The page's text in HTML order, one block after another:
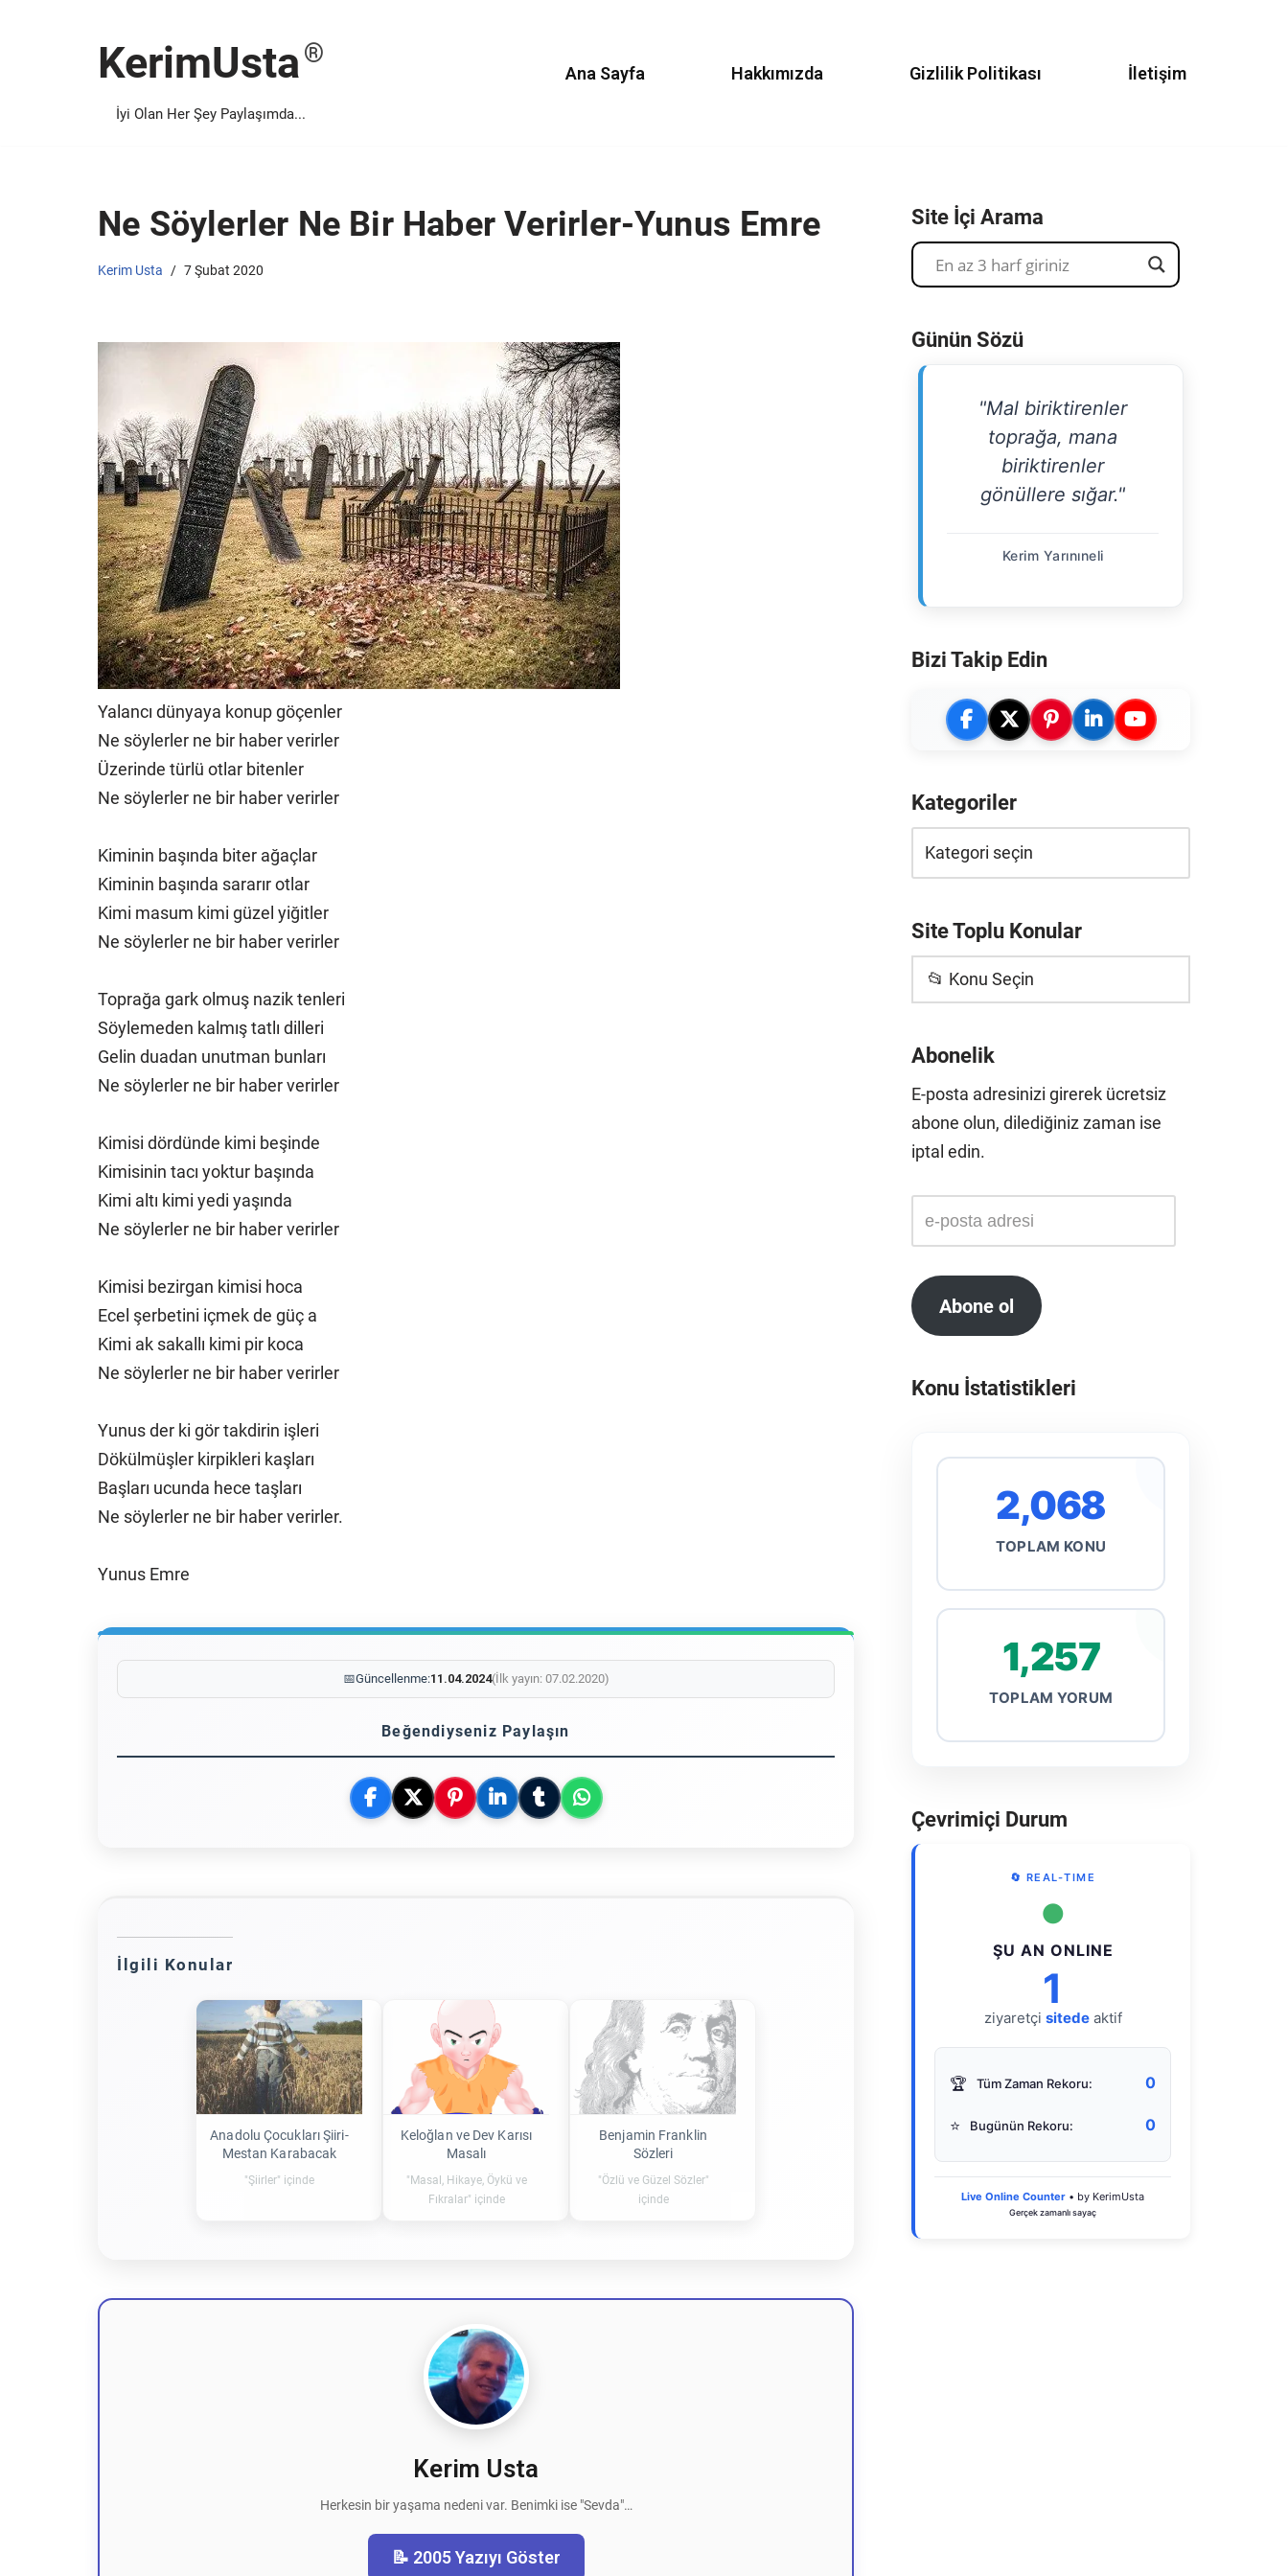
KerimUsta
İyi Olan Her Şey Paylaşımda...
Ana Sayfa Hakkımızda Gizlilik Politikası İletişim
Ne Söylerler Ne Bir Haber Verirler-Yunus Emre
Kerim Usta 7 Şubat 2020
Yalancı dünyaya konup göçenler
Ne söylerler ne bir haber verirler
Üzerinde türlü otlar bitenler
Ne söylerler ne bir haber verirler
Kiminin başında biter ağaçlar
Kiminin başında sararır otlar
Kimi masum kimi güzel yiğitler
Ne söylerler ne bir haber verirler
Toprağa gark olmuş nazik tenleri
Söylemeden kalmış tatlı dilleri
Gelin duadan unutman bunları
Ne söylerler ne bir haber verirler
Kimisi dördünde kimi beşinde
Kimisinin tacı yoktur başında
Kimi altı kimi yedi yaşında
Ne söylerler ne bir haber verirler
Kimisi bezirgan kimisi hoca
Ecel şerbetini içmek de güç a
Kimi ak sakallı kimi pir koca
Ne söylerler ne bir haber verirler
Yunus der ki gör takdirin işleri
Dökülmüşler kirpikleri kaşları
Başları ucunda hece taşları
Ne söylerler ne bir haber verirler.
Yunus Emre
📅Güncellenme:11.04.2024(İlk yayın: 07.02.2020)
Beğendiyseniz Paylaşın
İlgili Konular
Anadolu Çocukları Şiiri-
Mestan Karabacak
"Şiirler" içinde
Keloğlan ve Dev Karısı
Masalı
"Masal, Hikaye, Öykü ve
Fıkralar" içinde
Benjamin Franklin
Sözleri
"Özlü ve Güzel Sözler"
içinde
Kerim Usta
Herkesin bir yaşama nedeni var. Benimki ise "Sevda"…
📝 2005 Yazıyı Göster
Site İçi Arama
Günün Sözü
"Mal biriktirenler
toprağa, mana
biriktirenler
gönüllere sığar."
Kerim Yarınıneli
Bizi Takip Edin
Kategoriler
Site Toplu Konular
📂 Konu Seçin
Abonelik
E-posta adresinizi girerek ücretsiz
abone olun, dilediğiniz zaman ise
iptal edin.
Abone ol
Konu İstatistikleri
2,068
TOPLAM KONU
1,257
TOPLAM YORUM
Çevrimiçi Durum
🔄 REAL-TIME
●
ŞU AN ONLINE
1
ziyaretçi sitedeaktif
🏆 Tüm Zaman Rekoru: 0
⭐ Bugünün Rekoru: 0
Live Online Counter • by KerimUsta
Gerçek zamanlı sayaç